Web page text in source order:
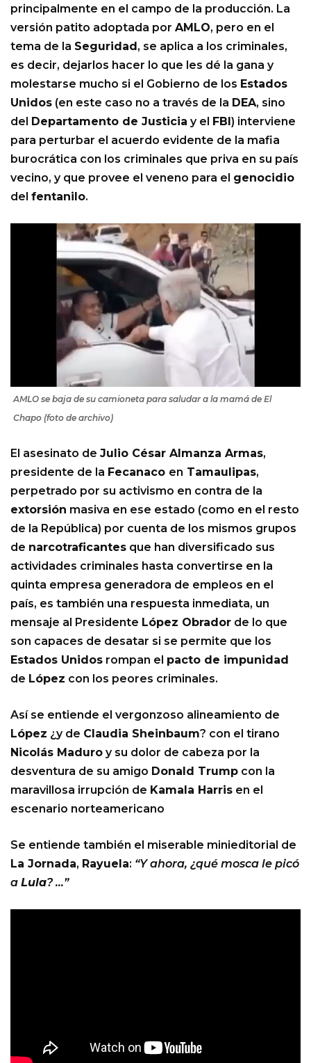
principalmente en el campo de la producción. La
versión patito adoptada por AMLO, pero en el
tema de la Seguridad , se aplica a los criminales,
es decir, dejarlos hacer lo que les dé la gana y
molestarse mucho si el Gobierno de los Estados
Unidos (en este caso no a través de la DEA, sino
del
Departamento de Justicia y el FBI ) interviene
para perturbar el acuerdo evidente de la mafia
burocrática con los criminales que priva en su país
vecino, y que provee el veneno para el genocidio
del fentanilo.
AMLO se baja de su camioneta para saludar a la mamá de El
Chapo (foto de archivo)
El asesinato de Julio César Almanza Armas,
presidente de la Fecanaco en Tamaulipas,
perpetrado por su activismo en contra de la
extorsión masiva en ese estado (como en el resto
de la República) por cuenta de los mismos grupos
de narcotraficantes que han diversificado sus
actividades criminales hasta convertirse en la
quinta empresa generadora de empleos en el
país, es también una respuesta inmediata, un
mensaje al Presidente López Obrador de lo que
son capaces de desatar si se permite que los
Estados Unidos rompan el pacto de impunidad
de López con los peores criminales.
Así se entiende el vergonzoso alineamiento de
López ¿y de Claudia Sheinbaum? con el tirano
Nicolás Maduro y su dolor de cabeza por la
desventura de su amigo Donald Trump con la
maravillosa irrupción de Kamala Harris en el
escenario norteamericano
Se entiende también el miserable minieditorial de
La Jornada, Rayuela: “Y ahora, ¿qué mosca le picó
a Lula? …”